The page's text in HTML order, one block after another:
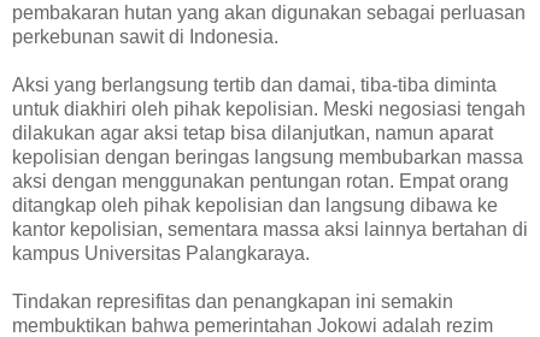
pembakaran hutan yang akan digunakan sebagai perluasan
perkebunan sawit di Indonesia.
Aksi yang berlangsung tertib dan damai, tiba-tiba diminta
untuk diakhiri oleh pihak kepolisian. Meski negosiasi tengah
dilakukan agar aksi tetap bisa dilanjutkan, namun aparat
kepolisian dengan beringas langsung membubarkan massa
aksi dengan menggunakan pentungan rotan. Empat orang
ditangkap oleh pihak kepolisian dan langsung dibawa ke
kantor kepolisian, sementara massa aksi lainnya bertahan di
kampus Universitas Palangkaraya.
Tindakan represifitas dan penangkapan ini semakin
membuktikan bahwa pemerintahan Jokowi adalah rezim